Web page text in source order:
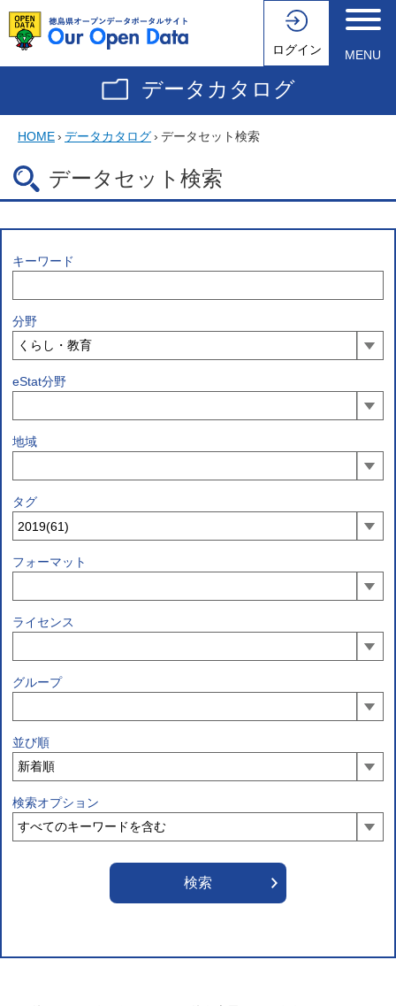
ログイン MENU
データカタログ
HOME› データカタログ› データセット検索
データセット検索
キーワード
分野
eStat分野
地域
タグ
フォーマット
ライセンス
グループ
並び順
検索オプション